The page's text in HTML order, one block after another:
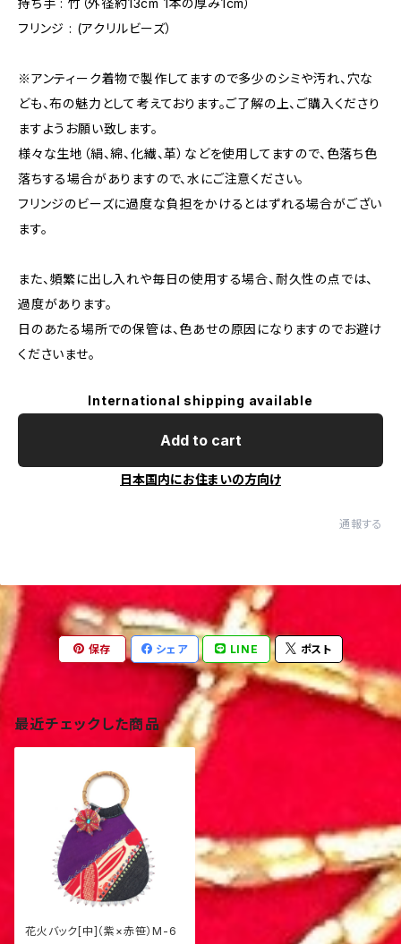
持ち手 : 竹（外径約13cm 1本の厚み1cm）
フリンジ : (アクリルビーズ）
※アンティーク着物で製作してますので多少のシミや汚れ、穴な
ども、布の魅力として考えております。ご了解の上、ご購入くださり
ますようお願い致します。
様々な生地（絹、綿、化繊、革）などを使用してますので、色落ち色
落ちする場合がありますので、水にご注意ください。
フリンジのビーズに過度な負担をかけるとはずれる場合がござい
ます。
また、頻繁に出し入れや毎日の使用する場合、耐久性の点では、
過度があります。
日のあたる場所での保管は、色あせの原因になりますのでお避け
くださいませ。
International shipping available
Add to cart
日本国内にお住まいの方向け
通報する
保存 シェア LINE ポスト
最近チェックした商品
花火バック[中]（紫×赤笹）M-6